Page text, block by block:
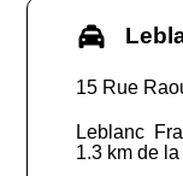
15 Rue
Leblanc
1.3 km de la